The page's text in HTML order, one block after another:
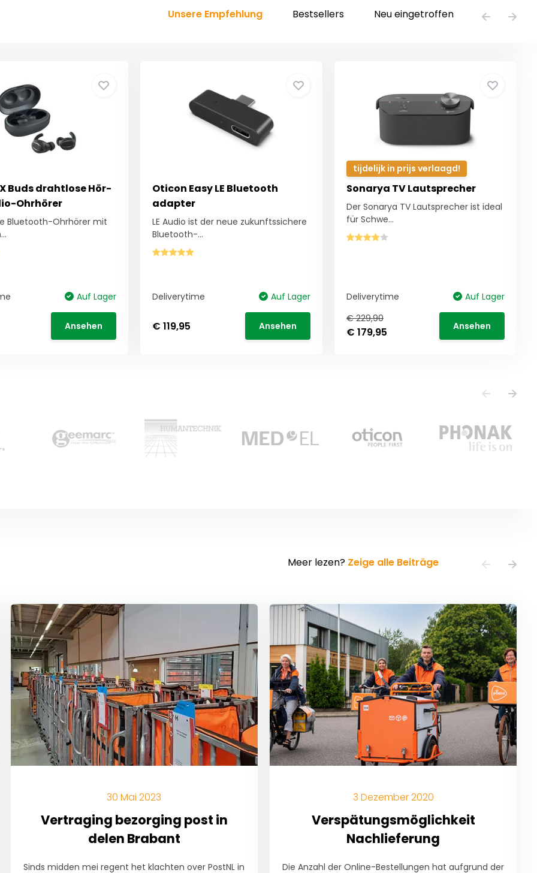
Unsere Empfehlung Bestsellers Neu eingetroffen
Buds drahtlose Hör-
Ohrhörer
Bluetooth-Ohrhörer mit
Auf Lager
Ansehen
Oticon Easy LE Bluetooth
adapter
LE Audio ist der neue zukunftssichere
Bluetooth-...
Deliverytime Auf Lager
€ 119,95 Ansehen
tijdelijk in prijs verlaagd!
Sonarya TV Lautsprecher
Der Sonarya TV Lautsprecher ist ideal
für Schwe...
Deliverytime
Auf Lager
€ 229,90
€ 179,95 Ansehen
Meer lezen? Zeige alle Beiträge
30 Mai 2023
Vertraging bezorging post in
delen Brabant
Sinds midden mei regent het klachten over PostNL in
3 Dezember 2020
Verspätungsmöglichkeit
Nachlieferung
Die Anzahl der Online-Bestellungen hat aufgrund der